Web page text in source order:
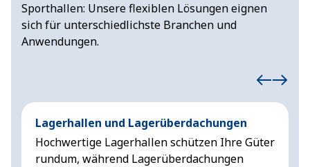
Sporthallen: Unsere flexiblen Lösungen eignen
sich für unterschiedlichste Branchen und
Anwendungen.
Lagerhallen und Lagerüberdachungen
Hochwertige Lagerhallen schützen Ihre Güter
rundum, während Lagerüberdachungen